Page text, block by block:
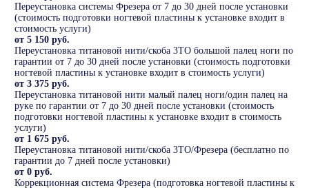
Переустановка системы Фрезера от 7 до 30 дней после установки
(стоимость подготовки ногтевой пластины к установке входит в
стоимость услуги)
от 5 150 руб.
Переустановка титановой нити/скоба 3ТО большой палец ноги по
гарантии от 7 до 30 дней после установки (стоимость подготовки
ногтевой пластины к установке входит в стоимость услуги)
от 3 375 руб.
Переустановка титановой нити малый палец ноги/один палец на
руке по гарантии от 7 до 30 дней после установки (стоимость
подготовки ногтевой пластины к установке входит в стоимость
услуги)
от 1 675 руб.
Переустановка титановой нити/скоба 3ТО/Фрезера (бесплатно по
гарантии до 7 дней после установки)
от 0 руб.
Коррекционная система Фрезера (подготовка ногтевой пластины к